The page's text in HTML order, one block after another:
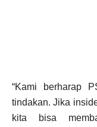
“Kami berharap
tindakan. Jika
kita bisa